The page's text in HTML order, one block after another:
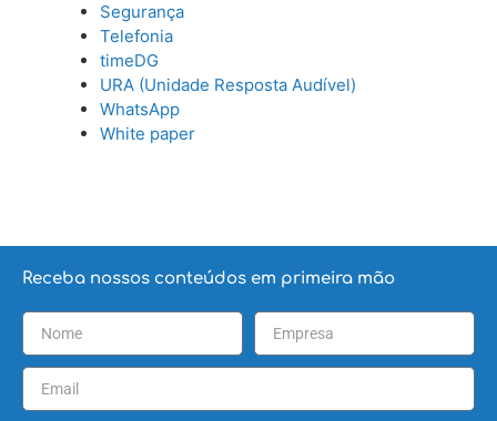
Segurança
Telefonia
timeDG
URA (Unidade Resposta Audível)
WhatsApp
White paper
Receba nossos conteúdos em primeira mão